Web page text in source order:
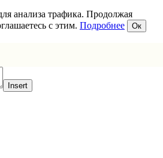
анализа трафика. Продолжая
с этим. Подробнее Ок
Insert